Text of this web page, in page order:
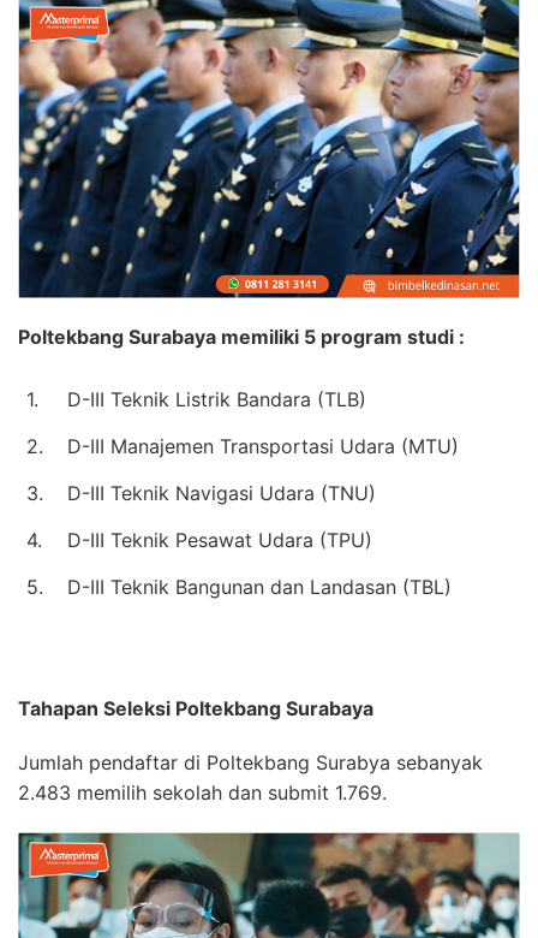
Poltekbang Surabaya memiliki 5 program studi :
1.
D-III Teknik Listrik Bandara (TLB)
2.
D-III Manajemen Transportasi Udara (MTU)
3.
D-III Teknik Navigasi Udara (TNU)
4.
D-III Teknik Pesawat Udara (TPU)
5.
D-III Teknik Bangunan dan Landasan (TBL)
Tahapan Seleksi Poltekbang Surabaya
Jumlah pendaftar di Poltekbang Surabya sebanyak
2.483 memilih sekolah dan submit 1.769.